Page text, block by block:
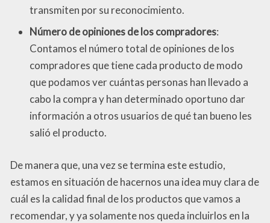
transmiten por su reconocimiento.
Número de opiniones de los compradores:
Contamos el número total de opiniones de los
compradores que tiene cada producto de modo
que podamos ver cuántas personas han llevado a
cabo la compra y han determinado oportuno dar
información a otros usuarios de qué tan bueno les
salió el producto.
De manera que, una vez se termina este estudio,
estamos en situación de hacernos una idea muy clara de
cuál es la calidad final de los productos que vamos a
recomendar, y ya solamente nos queda incluirlos en la